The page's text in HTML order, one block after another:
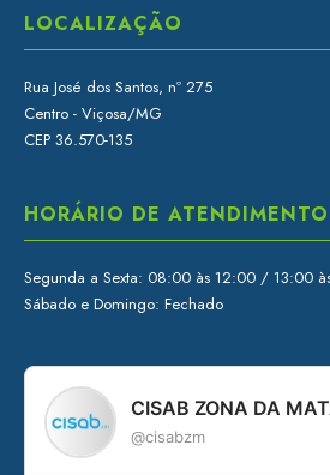
LOCALIZAÇÃO
Rua José dos Santos, nº 275
Centro - Viçosa/MG
CEP 36.570-135
HORÁRIO DE ATENDIMENTO
Segunda a Sexta: 08:00 às 12:00 / 13:00
Sábado e Domingo: Fechado
CISAB ZONA DA
@cisabzm